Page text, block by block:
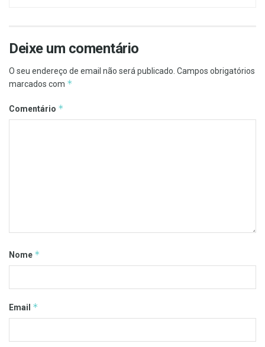
Deixe um comentário
O seu endereço de email não será publicado. Campos obrigatórios
marcados com *
Comentário *
Nome *
Email *